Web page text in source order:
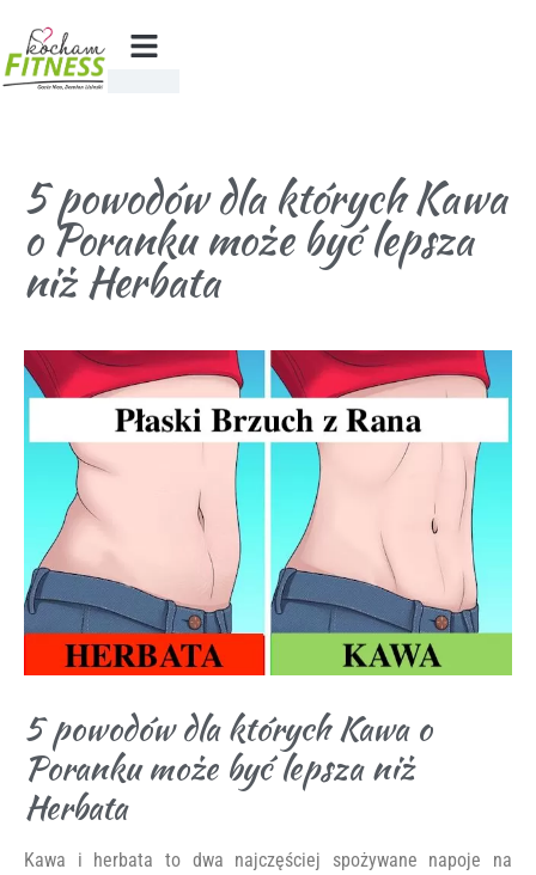
5 powodów dla których Kawa
o Poranku może być lepsza
niż Herbata
5 powodów dla których Kawa o
Poranku może być lepsza niż
Herbata
Kawa i herbata to dwa najczęściej spożywane napoje na